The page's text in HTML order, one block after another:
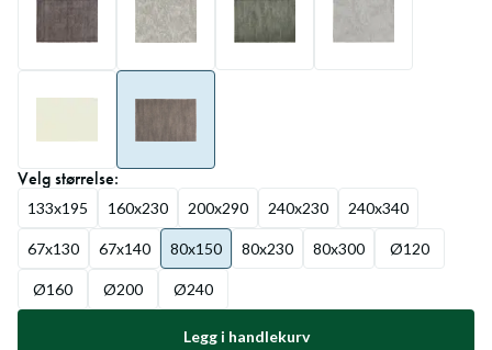
Velgstørrelse:
133x195 160x230 200x290 240x230 240x340
67x130 67x140 80x150 80x230 80x300 Ø120
Ø160 Ø200 Ø240
Legg i handlekurv